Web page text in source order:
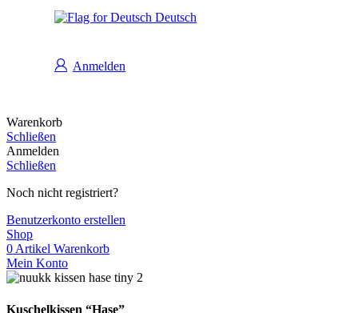
Deutsch
Anmelden
Warenkorb
Schließen
Anmelden
Schließen
Noch nicht registriert?
Benutzerkonto erstellen
Shop
0 Artikel Warenkorb
Mein Konto
Kuschelkissen “Hase”